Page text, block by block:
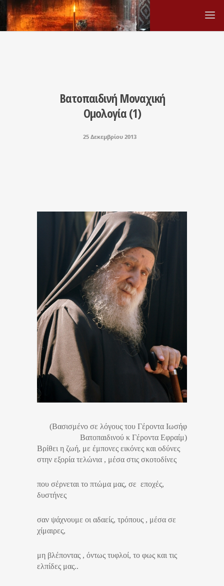
Βατοπαιδινή Μοναχική
Ομολογία (1)
25 Δεκεμβρίου 2013
(Βασισμένο σε λόγους του Γέροντα Ιωσήφ
Βατοπαιδινού κ Γέροντα Εφραίμ)
Βρίθει η ζωή, με έμπονες εικόνες και οδύνες
στην εξορία τελώνια , μέσα στις σκοτοδίνες
που σέρνεται το πτώμα μας, σε εποχές,
δυστήνες
σαν ψάχνουμε οι αδαείς, τρόπους , μέσα σε
χίμαιρες,
μη βλέποντας , όντως τυφλοί, το φως και τις
ελπίδες μας..